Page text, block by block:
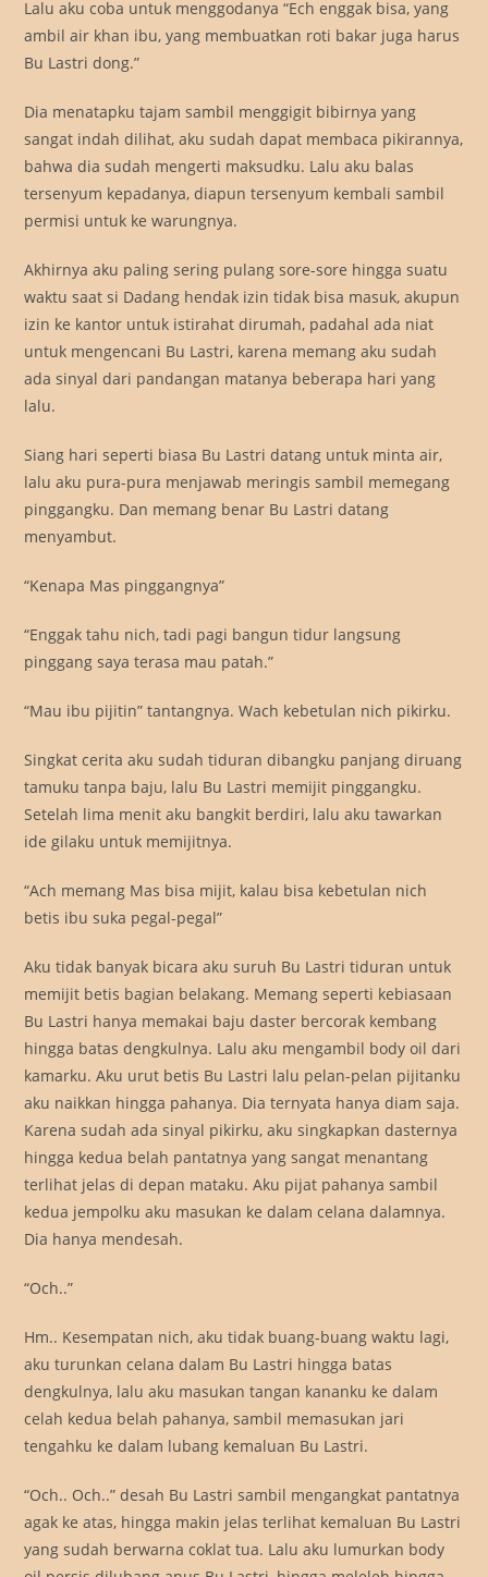
Lalu aku coba untuk menggodanya “Ech enggak bisa, yang
ambil air khan ibu, yang membuatkan roti bakar juga harus
Bu Lastri dong.”
Dia menatapku tajam sambil menggigit bibirnya yang
sangat indah dilihat, aku sudah dapat membaca pikirannya,
bahwa dia sudah mengerti maksudku. Lalu aku balas
tersenyum kepadanya, diapun tersenyum kembali sambil
permisi untuk ke warungnya.
Akhirnya aku paling sering pulang sore-sore hingga suatu
waktu saat si Dadang hendak izin tidak bisa masuk, akupun
izin ke kantor untuk istirahat dirumah, padahal ada niat
untuk mengencani Bu Lastri, karena memang aku sudah
ada sinyal dari pandangan matanya beberapa hari yang
lalu.
Siang hari seperti biasa Bu Lastri datang untuk minta air,
lalu aku pura-pura menjawab meringis sambil memegang
pinggangku. Dan memang benar Bu Lastri datang
menyambut.
“Kenapa Mas pinggangnya”
“Enggak tahu nich, tadi pagi bangun tidur langsung
pinggang saya terasa mau patah.”
“Mau ibu pijitin” tantangnya. Wach kebetulan nich pikirku.
Singkat cerita aku sudah tiduran dibangku panjang diruang
tamuku tanpa baju, lalu Bu Lastri memijit pinggangku.
Setelah lima menit aku bangkit berdiri, lalu aku tawarkan
ide gilaku untuk memijitnya.
“Ach memang Mas bisa mijit, kalau bisa kebetulan nich
betis ibu suka pegal-pegal”
Aku tidak banyak bicara aku suruh Bu Lastri tiduran untuk
memijit betis bagian belakang. Memang seperti kebiasaan
Bu Lastri hanya memakai baju daster bercorak kembang
hingga batas dengkulnya. Lalu aku mengambil body oil dari
kamarku. Aku urut betis Bu Lastri lalu pelan-pelan pijitanku
aku naikkan hingga pahanya. Dia ternyata hanya diam saja.
Karena sudah ada sinyal pikirku, aku singkapkan dasternya
hingga kedua belah pantatnya yang sangat menantang
terlihat jelas di depan mataku. Aku pijat pahanya sambil
kedua jempolku aku masukan ke dalam celana dalamnya.
Dia hanya mendesah.
“Och..”
Hm.. Kesempatan nich, aku tidak buang-buang waktu lagi,
aku turunkan celana dalam Bu Lastri hingga batas
dengkulnya, lalu aku masukan tangan kananku ke dalam
celah kedua belah pahanya, sambil memasukan jari
tengahku ke dalam lubang kemaluan Bu Lastri.
“Och.. Och..” desah Bu Lastri sambil mengangkat pantatnya
agak ke atas, hingga makin jelas terlihat kemaluan Bu Lastri
yang sudah berwarna coklat tua. Lalu aku lumurkan body